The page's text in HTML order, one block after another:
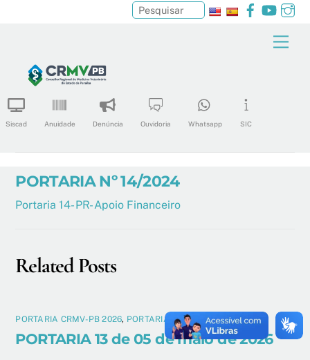
content
Facebook
Siscad Anuidade Denúncia Ouvidoria Whatsapp SIC
Pesquisar
PORTARIA Nº 14/2024
Portaria 14- PR- Apoio Financeiro
Related Posts
PORTARIA CRMV-PB 2026, PORTARIAS CRMV-PB
PORTARIA 13 de 05 de maio de 2026